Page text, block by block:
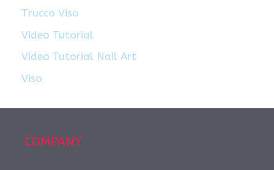
Trucco Viso
Video Tutorial
Video Tutorial Nail Art
Viso
COMPANY